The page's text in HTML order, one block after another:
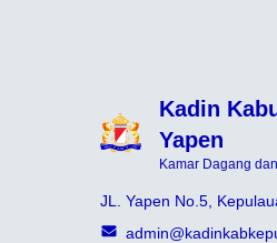
Kadin
Yapen
Kamar Dagang
JL. Yapen No.5,